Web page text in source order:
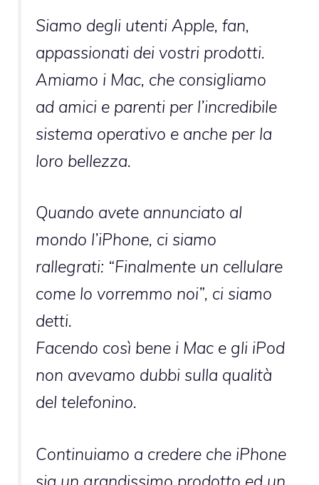
Siamo degli utenti Apple, fan,
appassionati dei vostri prodotti.
Amiamo i Mac, che consigliamo
ad amici e parenti per l’incredibile
sistema operativo e anche per la
loro bellezza.
Quando avete annunciato al
mondo l’iPhone, ci siamo
rallegrati: “Finalmente un cellulare
come lo vorremmo noi”, ci siamo
detti.
Facendo così bene i Mac e gli iPod
non avevamo dubbi sulla qualità
del telefonino.
Continuiamo a credere che iPhone
sia un grandissimo prodotto ed un